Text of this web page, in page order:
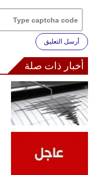
أرسل التعليق
أخبار ذات صلة